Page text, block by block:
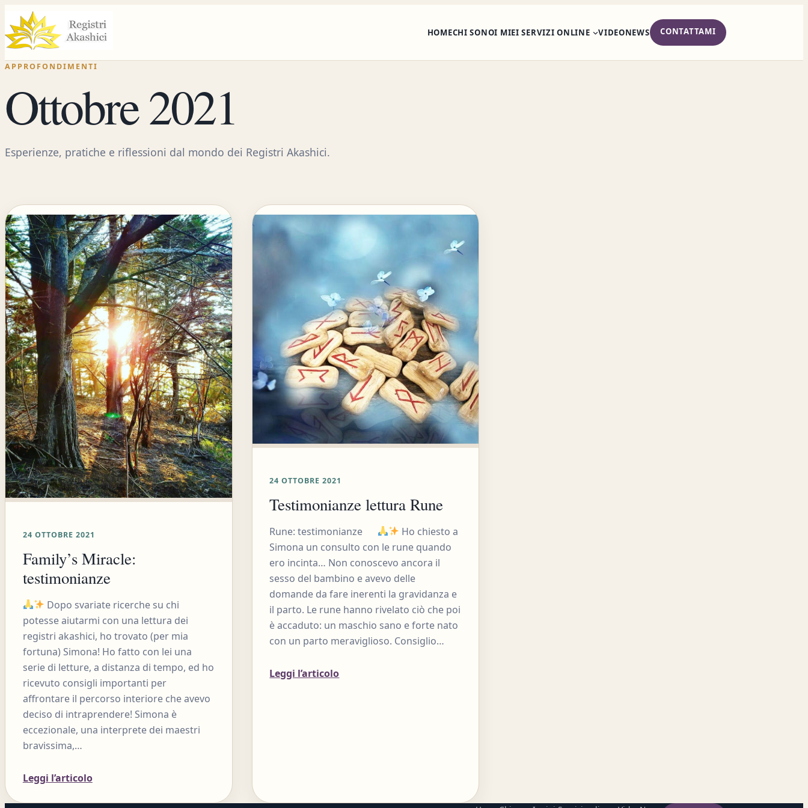
al
contenuto
HOMECHI SONOI MIEI SERVIZI ONLINE VIDEONEWS CONTATTAMI
APPROFONDIMENTI
Ottobre 2021
Esperienze, pratiche e riflessioni dal mondo dei Registri Akashici.
24 OTTOBRE 2021
Family’s Miracle:
testimonianze
Dopo svariate ricerche su chi
potesse aiutarmi con una lettura dei
registri akashici, ho trovato (per mia
fortuna) Simona! Ho fatto con lei una
serie di letture, a distanza di tempo, ed ho
ricevuto consigli importanti per
affrontare il percorso interiore che avevo
deciso di intraprendere! Simona è
eccezionale, una interprete dei maestri
bravissima,…
Leggi l’articolo
24 OTTOBRE 2021
Testimonianze lettura Rune
Rune: testimonianze
Ho chiesto a
Simona un consulto con le rune quando
ero incinta… Non conoscevo ancora il
sesso del bambino e avevo delle
domande da fare inerenti la gravidanza e
il parto. Le rune hanno rivelato ciò che poi
è accaduto: un maschio sano e forte nato
con un parto meraviglioso. Consiglio…
Leggi l’articolo